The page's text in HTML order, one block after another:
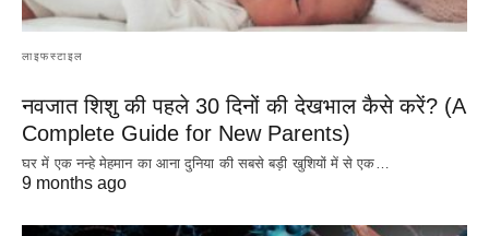
लाइफस्टाइल
नवजात शिशु की पहले 30 दिनों की देखभाल कैसे करें? (A
Complete Guide for New Parents)
घर में एक नन्हे मेहमान का आना दुनिया की सबसे बड़ी खुशियों में से एक…
9 months ago